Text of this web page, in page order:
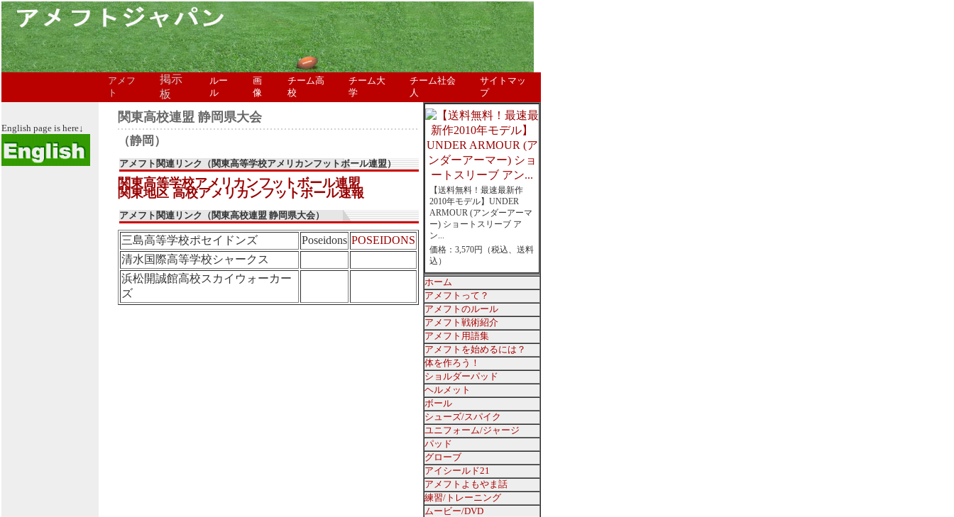
アメフ
ト
掲示
板
ルー
ル
画
像
チーム高
校
チーム大
学
チーム社会
人
サイトマッ
プ
English page is here↓
関東高校連盟 静岡県大会
（静岡）
アメフト関連リンク（関東高等学校アメリカンフットボール連盟）
関東高等学校アメリカンフットボール連盟
関東地区 高校アメリカンフットボール速報
アメフト関連リンク（関東高校連盟 静岡県大会）
三島高等学校ポセイドンズ Poseidons POSEIDONS
清水国際高等学校シャークス
浜松開誠館高校スカイウォーカー
ズ
【送料無料！最速最新作
2010年モデル】UNDER
ARMOUR (アンダーアーマ
ー) ショートスリーブ ア
ン...
価格：3,570円（税込、送料
込）
ホーム
アメフトって？
アメフトのルール
アメフト戦術紹介
アメフト用語集
アメフトを始めるには？
体を作ろう！
ショルダーパッド
ヘルメット
ボール
シューズ/スパイク
ユニフォーム/ジャージ
パッド
グローブ
アイシールド21
アメフトよもやま話
練習/トレーニング
ムービー/DVD